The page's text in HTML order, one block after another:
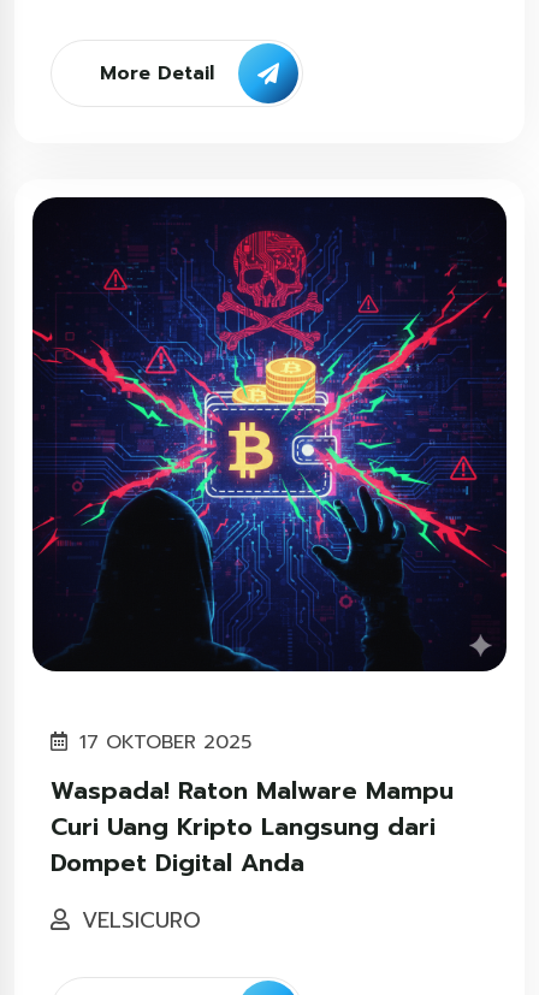
More Detail
17 OKTOBER 2025
Waspada! Raton Malware Mampu
Curi Uang Kripto Langsung dari
Dompet Digital Anda
VELSICURO